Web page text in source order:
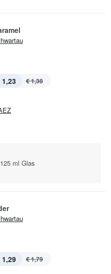
1,23 € 1,38
ml Glas
1,29 € 1,79